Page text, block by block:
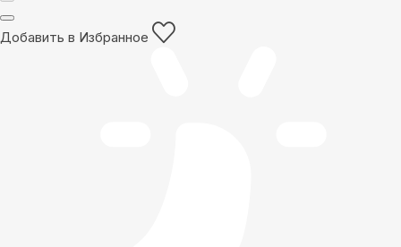
Добавить в Избранное